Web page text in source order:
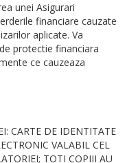
unei Asigurari
financiare cauzate
aplicate. Va
protectie financiara
ce cauzeaza
CARTE DE IDENTITATE
VALABIL CEL
TOTI COPIII AU